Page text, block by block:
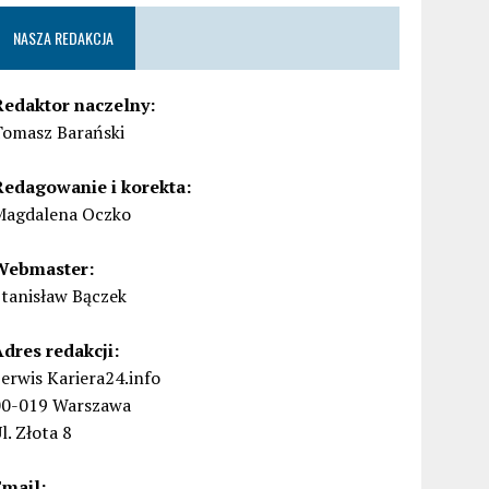
NASZA REDAKCJA
naczelny:
Barański
i korekta:
Oczko
Bączek
redakcji:
Kariera24.info
019 Warszawa
Złota 8